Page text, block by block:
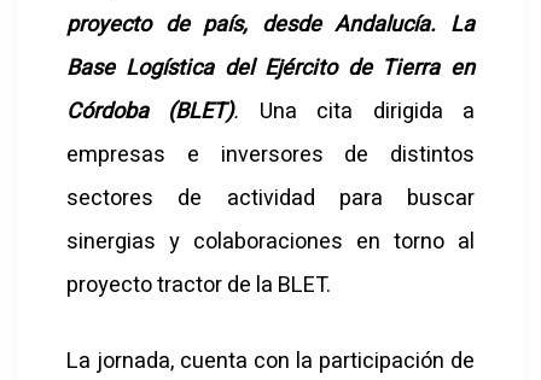
proyecto de país, desde Andalucía. La
Base Logística del Ejército de Tierra en
Córdoba (BLET). Una cita dirigida a
empresas e inversores de distintos
sectores de actividad para buscar
sinergias y colaboraciones en torno al
proyecto tractor de la BLET.
La jornada, cuenta con la participación de